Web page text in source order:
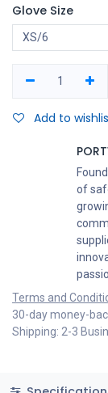
Glove Size
Add to
of
Terms and
30-day money-
Shipping: 2-3